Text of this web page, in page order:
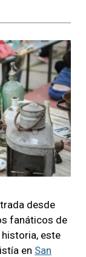
desde
fanáticos de
este
en San